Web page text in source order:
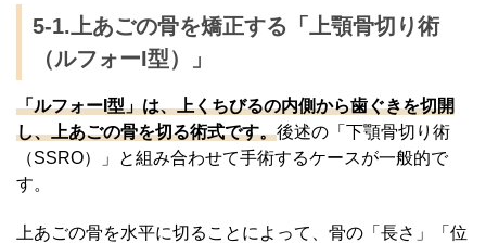
5-1.上あごの骨を矯正する「上顎骨切り術
（ルフォーI型）」
「ルフォーI型」は、上くちびるの内側から歯ぐきを切開
し、上あごの骨を切る術式です。後述の「下顎骨切り術
（SSRO）」と組み合わせて手術するケースが一般的で
す。
上あごの骨を水平に切ることによって、骨の「長さ」「位